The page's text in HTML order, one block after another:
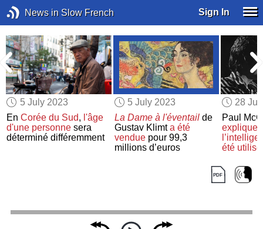
News in Slow French Sign In
5 July 2023
EnCorée du Sud, l'âge
d'une personne sera
déterminé différemment
5 July 2023
La Dame à l'éventailde
Gustav Klimta été
venduepour 99,3
millions d’euros
28
Paul
explique
été
Beatles